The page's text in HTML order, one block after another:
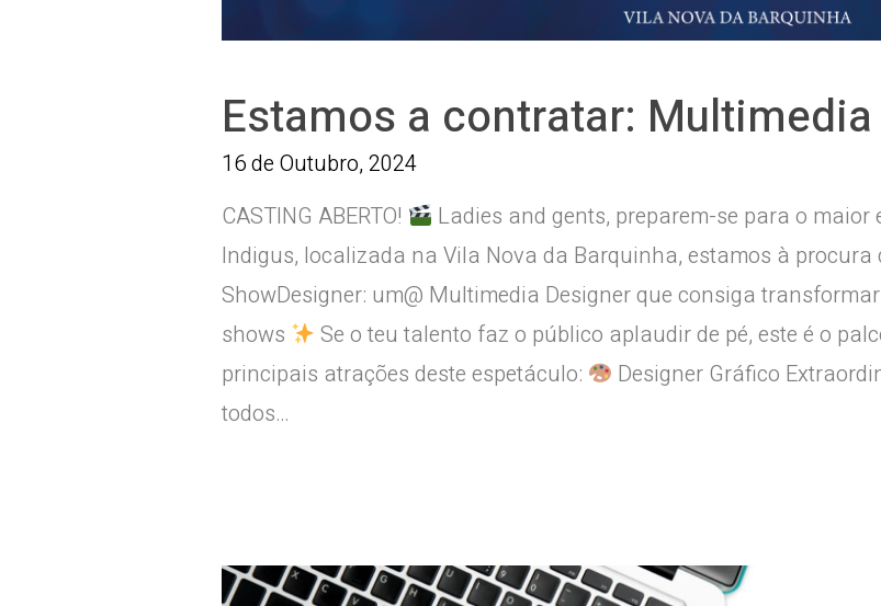
Estamos a contratar:
16 de Outubro, 2024
CASTING ABERTO!
Ladies and gents, preparem-se para o maior
Indigus, localizada na Vila Nova da Barquinha, estamos à procura
ShowDesigner: um@ Multimedia Designer que consiga
shows
Se o teu talento faz o público aplaudir de pé, este é o
principais atrações deste espetáculo:
Designer Gráfico
todos…